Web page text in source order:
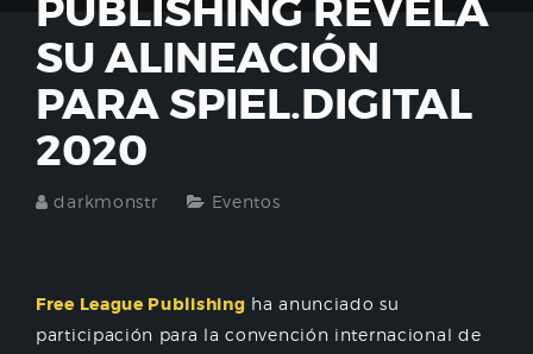
PUBLISHING REVELA
SU ALINEACIÓN
PARA SPIEL.DIGITAL
2020
darkmonstr Eventos
Free League Publishing ha anunciado su
participación para la convención internacional de